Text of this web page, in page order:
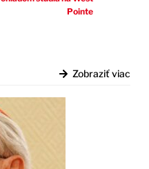
Pointe
Zobraziť viac